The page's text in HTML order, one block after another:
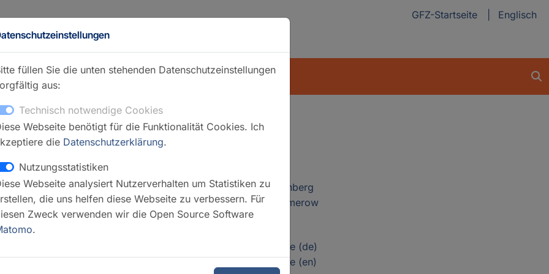
GFZ-Startseite Englisch
Petrophysik - SEPP
Erik Spangenberg
Juliane Kummerow
GFZ Webseite (de)
GFZ Webseite (en)
füllen Sie die unten stehenden Datenschutzeinstellungen
aus:
Technisch notwendige Cookies
Webseite benötigt für die Funktionalität Cookies. Ich
die Datenschutzerklärung.
Nutzungsstatistiken
Webseite analysiert Nutzerverhalten um Statistiken zu
die uns helfen diese Webseite zu verbessern. Für
Zweck verwenden wir die Open Source Software
.